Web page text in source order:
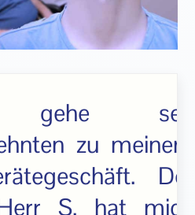
gehe seit
zu meinem
Der
S. hat mich